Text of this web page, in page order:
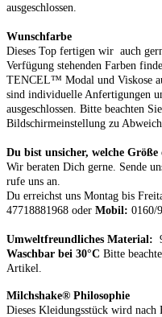
ausgeschlossen.
Wunschfarbe
Dieses Top fertigen wir auch
Verfügung stehenden Farben
TENCEL™ Modal und Viskose
sind individuelle Anfertigungen
ausgeschlossen. Bitte beachten
Bildschirmeinstellung zu
Du bist unsicher, welche
Wir beraten Dich gerne. Sende
rufe uns an.
Du erreichst uns Montag bis
47718881968 oder Mobil: 0160/
Umweltfreundliches Material:
Waschbar bei 30°C Bitte
Artikel.
Milchshake® Philosophie
Dieses Kleidungsstück wird